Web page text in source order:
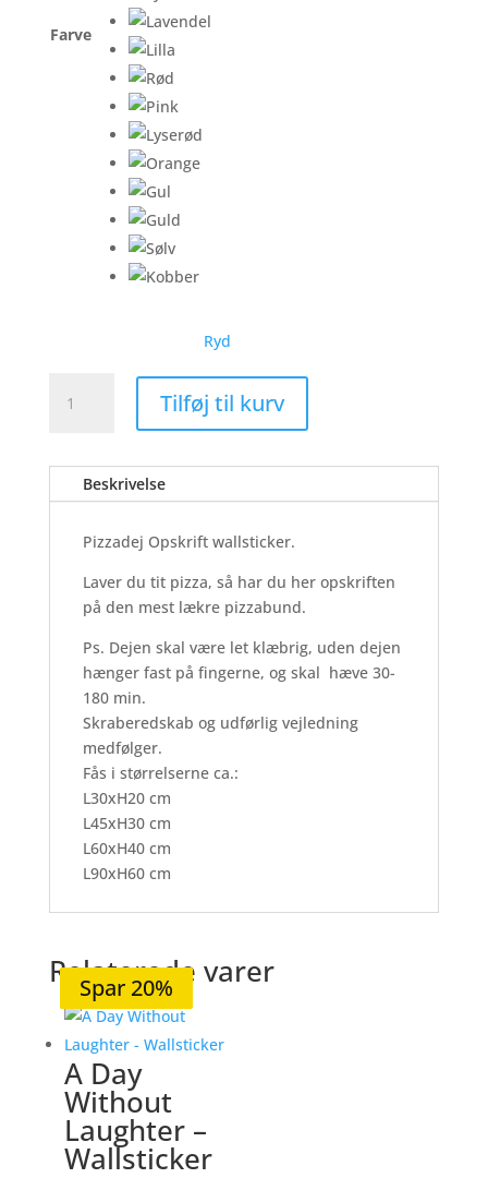
Farve
Ryd
Opskrift
antal
Tilføj til kurv
Beskrivelse
Pizzadej Opskrift wallsticker.
Laver du tit pizza, så har du her opskriften
på den mest lækre pizzabund.
Ps. Dejen skal være let klæbrig, uden dejen
hænger fast på fingerne, og skal hæve 30-
180 min.
Skraberedskab og udførlig vejledning
medfølger.
Fås i størrelserne ca.:
L30xH20 cm
L45xH30 cm
L60xH40 cm
L90xH60 cm
Relaterede varer
Spar 20%
A Day
Without
Laughter –
Wallsticker
Spar 19%
Spar 20%
Spar 20%
Spar 20%